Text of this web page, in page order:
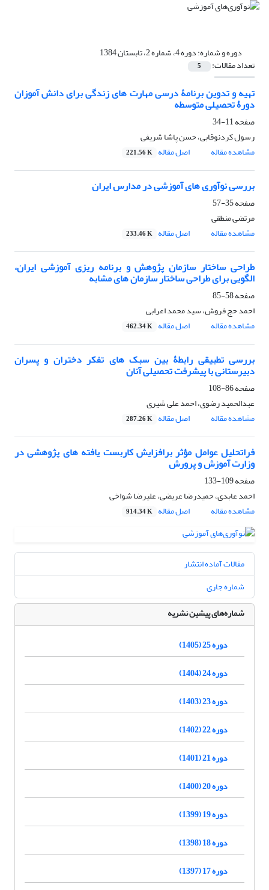
دوره و شماره:دوره 4، شماره 2، تابستان 1384
تعداد مقالات: 5
تهیه و تدوین برنامۀ درسی مهارت های زندگی برای دانش آموزان
دورۀ تحصیلی متوسطه
صفحه11-34
رسول کردنوقابی، حسن پاشا شریفی
مشاهده مقاله
اصل مقاله 221.56 K
بررسی نوآوری های آموزشی در مدارس ایران
صفحه35-57
مرتضی منطقی
مشاهده مقاله
اصل مقاله 233.46 K
طراحی ساختار سازمان پژوهش و برنامه ریزی آموزشی ایران،
الگویی برای طراحی ساختار سازمان های مشابه
صفحه58-85
احمد حج فروش، سید محمد اعرابی
مشاهده مقاله
اصل مقاله 462.34 K
بررسی تطبیقی رابطۀ بین سبک های تفکر دختران و پسران
دبیرستانی با پیشرفت تحصیلی آنان
صفحه86-108
عبدالحمید رضوی، احمد علی شیری
مشاهده مقاله
اصل مقاله 287.26 K
فراتحلیل عوامل مؤثر برافزایش کاربست یافته های پژوهشی در
وزارت آموزش و پرورش
صفحه109-133
احمد عابدی، حمیدرضا عریضی، علیرضا شواخی
مشاهده مقاله
اصل مقاله 914.34 K
مقالات آماده انتشار
شماره جاری
شماره‌های پیشین نشریه
دوره 25 (1405)
دوره 24 (1404)
دوره 23 (1403)
دوره 22 (1402)
دوره 21 (1401)
دوره 20 (1400)
دوره 19 (1399)
دوره 18 (1398)
دوره 17 (1397)